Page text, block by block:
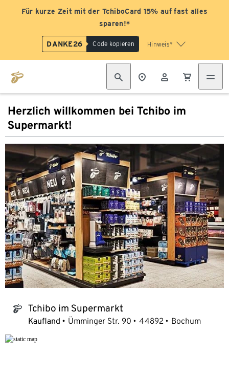
Für kurze Zeit mit der TchiboCard 15% auf fast alles
sparen!*
DANKE26 Code kopieren Hinweis*
Herzlich willkommen bei Tchibo im
Supermarkt!
tchibo_logo Tchibo im Supermarkt
Kaufland Ümminger Str. 90 44892 Bochum